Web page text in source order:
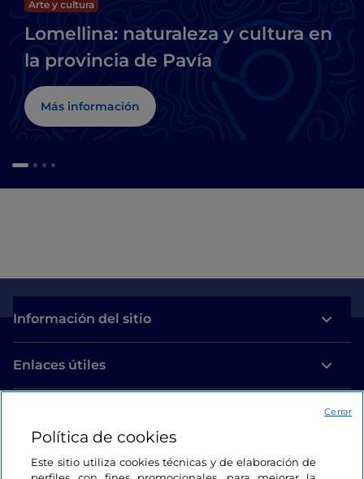
Arte y cultura
Lomellina: naturaleza y cultura en
la provincia de Pavía
Más información
Información del sitio
Enlaces útiles
Estamos en contacto
Política de cookies
Este sitio utiliza cookies técnicas y de elaboración de
Cerrar